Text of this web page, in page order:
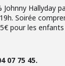
Johnny
Soirée
pour les enfants
07 75 45.